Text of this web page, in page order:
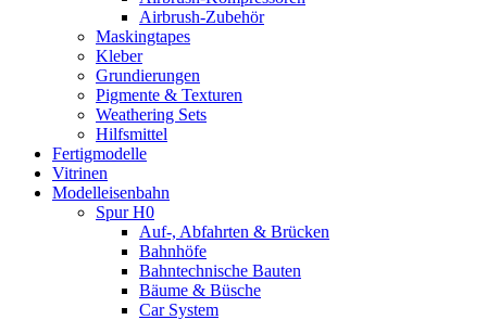
Airbrush-Zubehör
Maskingtapes
Kleber
Grundierungen
Pigmente & Texturen
Weathering Sets
Hilfsmittel
Fertigmodelle
Vitrinen
Modelleisenbahn
Spur H0
Auf-, Abfahrten & Brücken
Bahnhöfe
Bahntechnische Bauten
Bäume & Büsche
Car System